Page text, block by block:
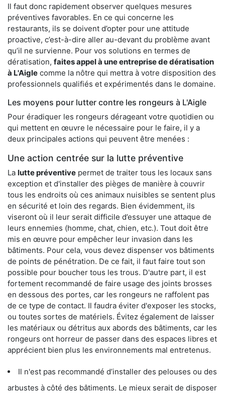
Il faut donc rapidement observer quelques mesures
préventives favorables. En ce qui concerne les
restaurants, ils se doivent d’opter pour une attitude
proactive, c’est-à-dire aller au-devant du problème avant
qu’il ne survienne. Pour vos solutions en termes de
dératisation, faites appel à une entreprise de dératisation
à L'Aigle comme la nôtre qui mettra à votre disposition des
professionnels qualifiés et expérimentés dans le domaine.
Les moyens pour lutter contre les rongeurs à L'Aigle
Pour éradiquer les rongeurs dérageant votre quotidien ou
qui mettent en œuvre le nécessaire pour le faire, il y a
deux principales actions qui peuvent être menées :
Une action centrée sur la lutte préventive
La lutte préventive permet de traiter tous les locaux sans
exception et d'installer des pièges de manière à couvrir
tous les endroits où ces animaux nuisibles se sentent plus
en sécurité et loin des regards. Bien évidemment, ils
viseront où il leur serait difficile d’essuyer une attaque de
leurs ennemies (homme, chat, chien, etc.). Tout doit être
mis en œuvre pour empêcher leur invasion dans les
bâtiments. Pour cela, vous devez dispenser vos bâtiments
de points de pénétration. De ce fait, il faut faire tout son
possible pour boucher tous les trous. D'autre part, il est
fortement recommandé de faire usage des joints brosses
en dessous des portes, car les rongeurs ne raffolent pas
de ce type de contact. Il faudra éviter d'exposer les stocks,
ou toutes sortes de matériels. Évitez également de laisser
les matériaux ou détritus aux abords des bâtiments, car les
rongeurs ont horreur de passer dans des espaces libres et
apprécient bien plus les environnements mal entretenus.
Il n'est pas recommandé d’installer des pelouses ou des
arbustes à côté des bâtiments. Le mieux serait de disposer